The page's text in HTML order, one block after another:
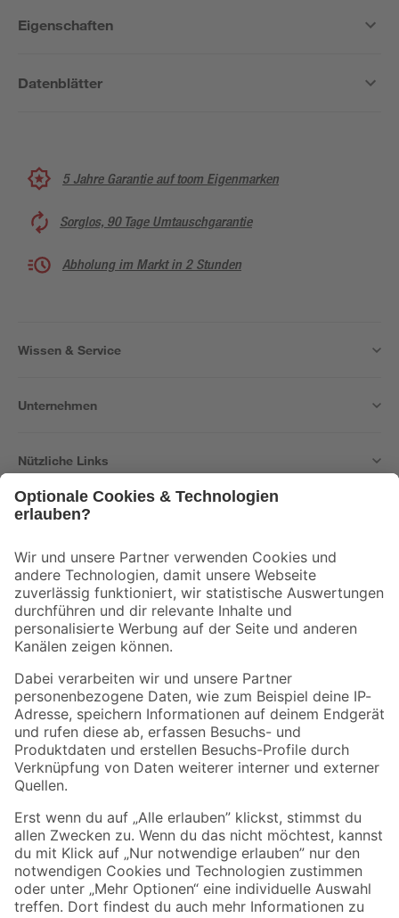
Eigenschaften
Datenblätter
5 Jahre Garantie auf toom Eigenmarken
Sorglos, 90 Tage Umtauschgarantie
Abholung im Markt in 2 Stunden
Wissen & Service
Unternehmen
Nützliche Links
Der toom Newsletter: Keine Angebote und Aktionen mehr verpassen!
Zur Newsletter Anmeldung
Folge uns
Zahlungsarten Versandarten
Sicher einkaufen
Jetzt die toom-App herunterladen